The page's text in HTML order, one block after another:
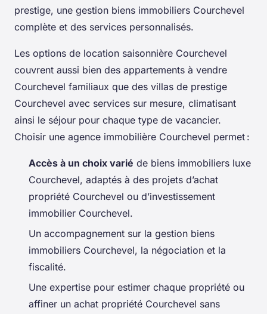
prestige, une gestion biens immobiliers Courchevel
complète et des services personnalisés.
Les options de location saisonnière Courchevel
couvrent aussi bien des appartements à vendre
Courchevel familiaux que des villas de prestige
Courchevel avec services sur mesure, climatisant
ainsi le séjour pour chaque type de vacancier.
Choisir une agence immobilière Courchevel permet :
Accès à un choix varié de biens immobiliers luxe
Courchevel, adaptés à des projets d’achat
propriété Courchevel ou d’investissement
immobilier Courchevel.
Un accompagnement sur la gestion biens
immobiliers Courchevel, la négociation et la
fiscalité.
Une expertise pour estimer chaque propriété ou
affiner un achat propriété Courchevel sans